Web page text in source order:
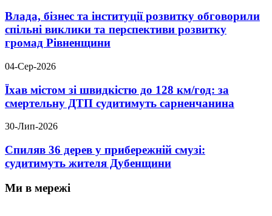
Влада, бізнес та інституції розвитку обговорили
спільні виклики та перспективи розвитку
громад Рівненщини
04-Сер-2026
Їхав містом зі швидкістю до 128 км/год: за
смертельну ДТП судитимуть сарненчанина
30-Лип-2026
Спиляв 36 дерев у прибережній смузі:
судитимуть жителя Дубенщини
Ми в мережі